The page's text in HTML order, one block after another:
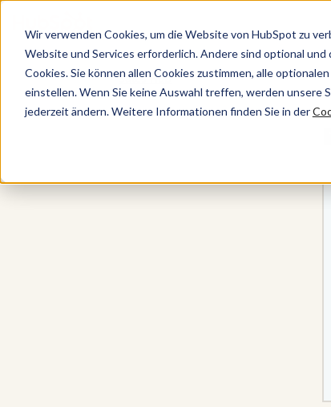
Wir verwenden Cookies, um die Website von HubSpot zu
Website und Services erforderlich. Andere sind optional und
Cookies. Sie können allen Cookies zustimmen, alle
einstellen. Wenn Sie keine Auswahl treffen, werden unsere
jederzeit ändern. Weitere Informationen finden Sie in der
Sales Hub